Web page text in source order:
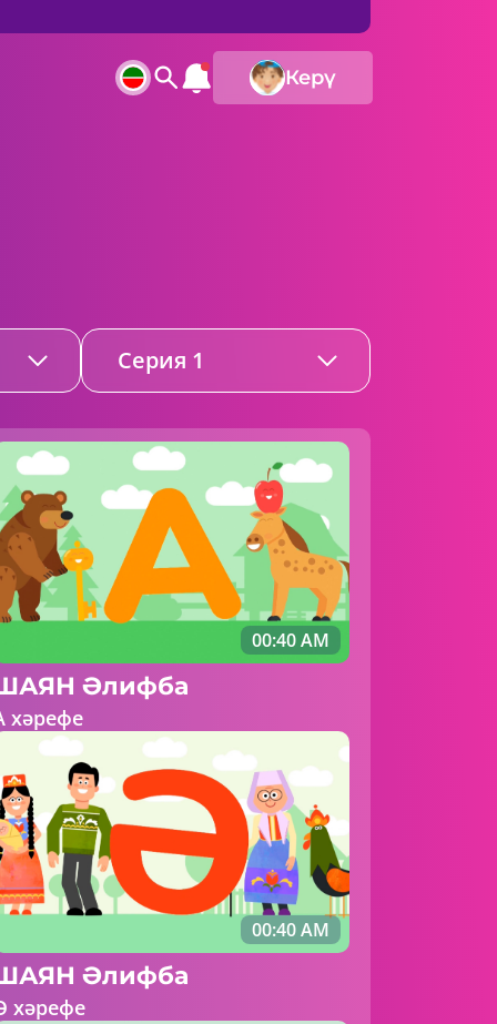
Керү
Серия 1
00:40 AM
Әлифба
хәрефе
00:40 AM
Әлифба
хәрефе